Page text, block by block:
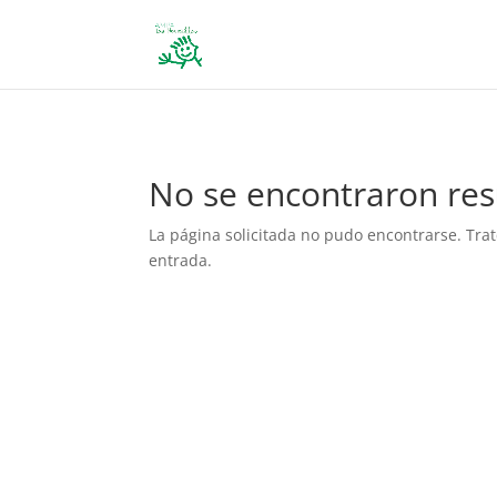
No se encontraron
La página solicitada no pudo encontrarse.
entrada.